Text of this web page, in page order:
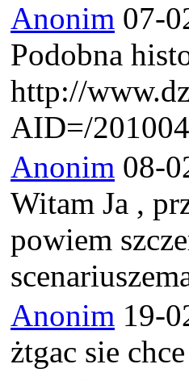
Anonim 07-
Podobna
http://
AID=/
Anonim 08-
Witam Ja ,
powiem
Anonim 19-
żtgac sie